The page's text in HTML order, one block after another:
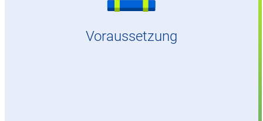
Voraussetzung
Mindestens 2. Fachsemester